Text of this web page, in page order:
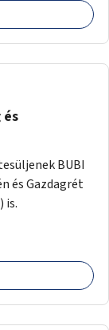
megállókat.
BUBI
és Gazdagrét
is.